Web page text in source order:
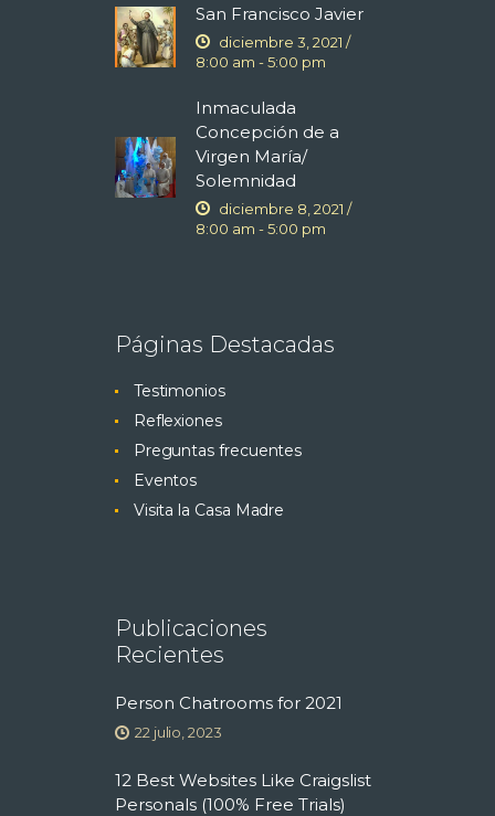
San Francisco Javier
diciembre 3, 2021 /
8:00 am -5:00 pm
Inmaculada
Concepción de a
Virgen María/
Solemnidad
diciembre 8, 2021 /
8:00 am -5:00 pm
Páginas Destacadas
Testimonios
Reflexiones
Preguntas frecuentes
Eventos
Visita la Casa Madre
Publicaciones
Recientes
Person Chatrooms for 2021
22 julio, 2023
12 Best Websites Like Craigslist
Personals (100% Free Trials)